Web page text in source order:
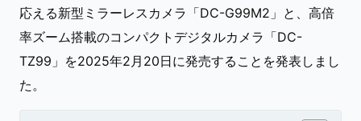
応える新型ミラーレスカメラ「DC-G99M2」と、高倍
率ズーム搭載のコンパクトデジタルカメラ「DC-
TZ99」を2025年2月20日に発売することを発表しまし
た。